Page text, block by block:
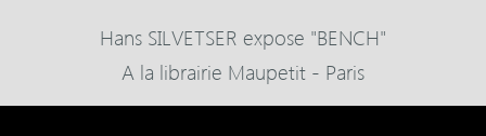
Hans SILVETSER expose "BENCH"
A la librairie Maupetit - Paris